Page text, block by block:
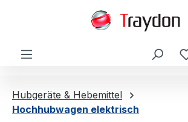
Hubgeräte & Hebemittel
Hochhubwagen elektrisch